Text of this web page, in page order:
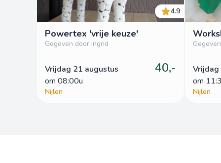
4.9
Powertex 'vrije keuze'
Gegeven door Ingrid
Vrijdag 21 augustus
om 08:00u
40,-
Nijlen
om
Nijlen